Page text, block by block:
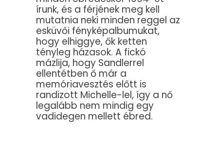
írunk, és a férjének meg kell
mutatnia neki minden reggel az
esküvői fényképalbumukat,
hogy elhiggye, ők ketten
tényleg házasok. A fickó
mázlija, hogy Sandlerrel
ellentétben ő már a
memóriavesztés előtt is
randizott Michelle-lel, így a nő
legalább nem mindig egy
vadidegen mellett ébred.